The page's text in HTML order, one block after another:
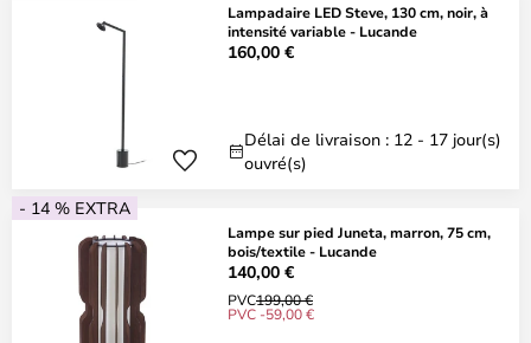
Lampadaire LED Steve, 130 cm, noir, à
intensité variable - Lucande
160,00 €
Délai de livraison : 12 - 17 jour(s)
ouvré(s)
- 14 % EXTRA
Lampe sur pied Juneta, marron, 75 cm,
bois/textile - Lucande
140,00 €
PVC199,00 €
PVC -59,00 €